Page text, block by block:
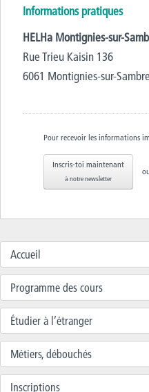
Informations pratiques
HELHa Montignies-sur-
Rue Trieu Kaisin 136
6061 Montignies-sur-Sambre
Pour recevoir les informations
Inscris-toi maintenant
à notre newsletter
ou
Accueil
Programme des cours
Étudier à l’étranger
Métiers, débouchés
Inscriptions